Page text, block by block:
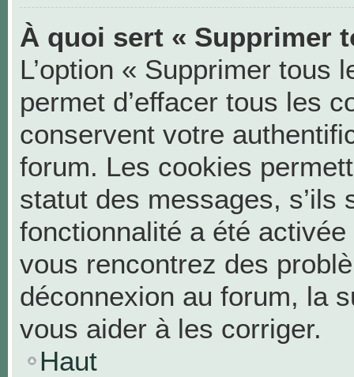
À quoi sert « Supprimer
L’option « Supprimer tous
permet d’effacer tous les
conservent votre
forum. Les cookies
statut des messages,
fonctionnalité a été
vous rencontrez des
déconnexion au forum, la
vous aider à les corriger.
Haut